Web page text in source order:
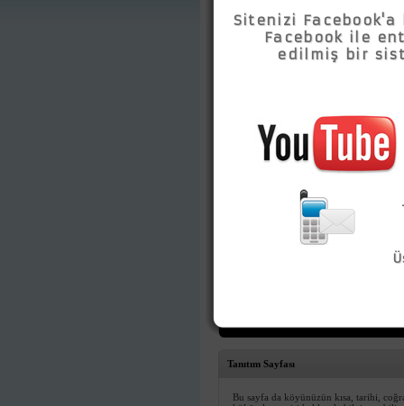
Tanıtım Sayfası
Bu sayfa da köyünüzün kısa, tarihi,